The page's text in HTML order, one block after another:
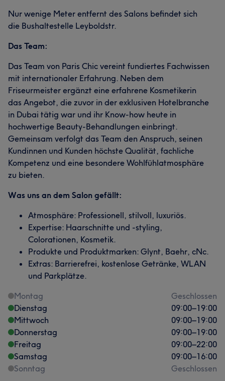
Nur wenige Meter entfernt des Salons befindet sich
die Bushaltestelle Leyboldstr.
Das Team:
Das Team von Paris Chic vereint fundiertes Fachwissen
mit internationaler Erfahrung. Neben dem
Friseurmeister ergänzt eine erfahrene Kosmetikerin
das Angebot, die zuvor in der exklusiven Hotelbranche
in Dubai tätig war und ihr Know-how heute in
hochwertige Beauty-Behandlungen einbringt.
Gemeinsam verfolgt das Team den Anspruch, seinen
Kundinnen und Kunden höchste Qualität, fachliche
Kompetenz und eine besondere Wohlfühlatmosphäre
zu bieten.
Was uns an dem Salon gefällt:
Atmosphäre: Professionell, stilvoll, luxuriös.
Expertise: Haarschnitte und -styling,
Colorationen, Kosmetik.
Produkte und Produktmarken: Glynt, Baehr, cNc.
Extras: Barrierefrei, kostenlose Getränke, WLAN
und Parkplätze.
Montag
Geschlossen
Dienstag
09:00–19:00
Mittwoch
09:00–19:00
Donnerstag
09:00–19:00
Freitag
09:00–22:00
Samstag
09:00–16:00
Sonntag
Geschlossen